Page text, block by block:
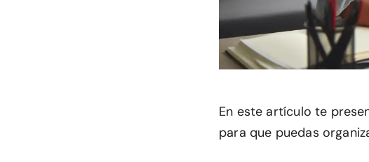
En este artículo te
para que puedas